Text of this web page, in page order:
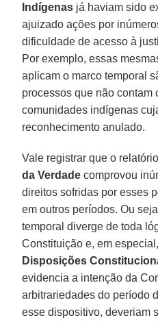
Indígenas já haviam sido
ajuizado ações por
dificuldade de acesso à
Por exemplo, essas
aplicam o marco temporal
processos que não contam
comunidades indígenas
reconhecimento anulado.
Vale registrar que o
da Verdade comprovou
direitos sofridas por esses
em outros períodos. Ou
temporal diverge de toda
Constituição e, em
Disposições
evidencia a intenção da
arbitrariedades do período
esse dispositivo, deveriam